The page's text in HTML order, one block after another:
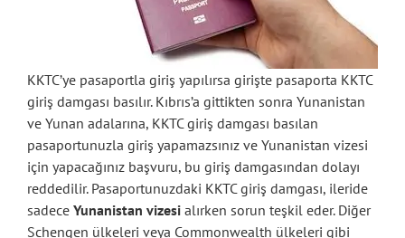
KKTC’ye pasaportla giriş yapılırsa girişte pasaporta KKTC
giriş damgası basılır. Kıbrıs’a gittikten sonra Yunanistan
ve Yunan adalarına, KKTC giriş damgası basılan
pasaportunuzla giriş yapamazsınız ve Yunanistan vizesi
için yapacağınız başvuru, bu giriş damgasından dolayı
reddedilir. Pasaportunuzdaki KKTC giriş damgası, ileride
sadece Yunanistan vizesi alırken sorun teşkil eder. Diğer
Schengen ülkeleri veya Commonwealth ülkeleri gibi